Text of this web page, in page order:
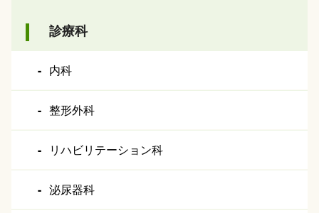
診療科
内科
整形外科
リハビリテーション科
泌尿器科